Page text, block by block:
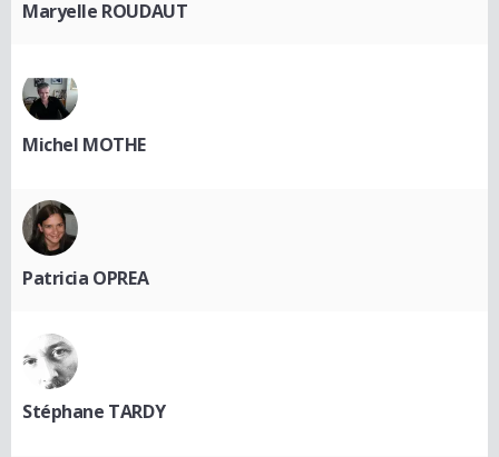
Maryelle ROUDAUT
Michel MOTHE
Patricia OPREA
Stéphane TARDY